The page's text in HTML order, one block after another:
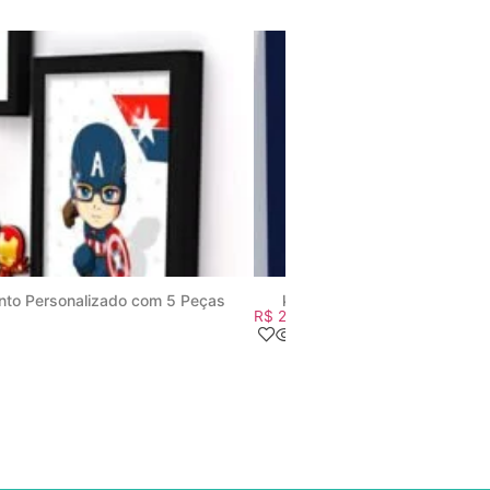
Personalizado com 5 Peças kit-quadros-ursinho-
R$ 279,60